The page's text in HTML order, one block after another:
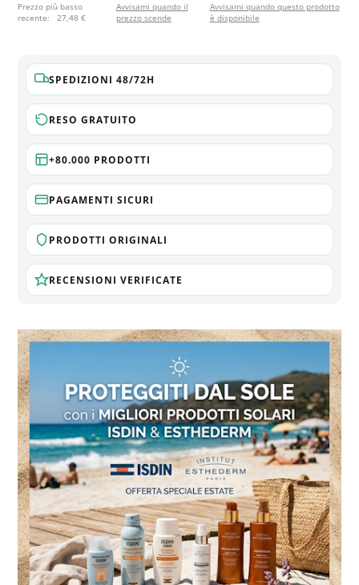
Prezzo più basso
recente:
27,48 €
Avvisami quando il
prezzo scende
Avvisami quando questo prodotto
è disponibile
SPEDIZIONI 48/72H
RESO GRATUITO
+80.000 PRODOTTI
PAGAMENTI SICURI
PRODOTTI ORIGINALI
RECENSIONI VERIFICATE